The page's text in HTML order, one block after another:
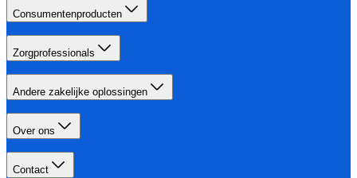
Consumentenproducten
Zorgprofessionals
Andere zakelijke oplossingen
Over ons
Contact